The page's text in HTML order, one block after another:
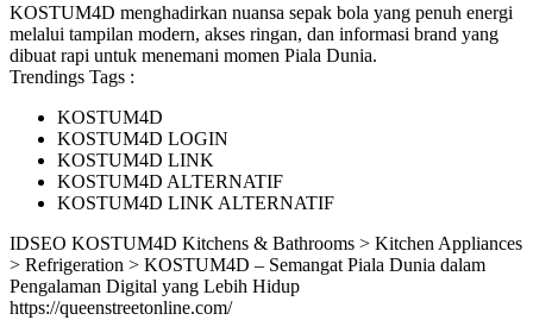
KOSTUM4D menghadirkan nuansa sepak bola yang penuh energi
melalui tampilan modern, akses ringan, dan informasi brand yang
dibuat rapi untuk menemani momen Piala Dunia.
Trendings Tags :
KOSTUM4D
KOSTUM4D LOGIN
KOSTUM4D LINK
KOSTUM4D ALTERNATIF
KOSTUM4D LINK ALTERNATIF
IDSEO KOSTUM4D Kitchens & Bathrooms > Kitchen Appliances
> Refrigeration > KOSTUM4D – Semangat Piala Dunia dalam
Pengalaman Digital yang Lebih Hidup
https://queenstreetonline.com/